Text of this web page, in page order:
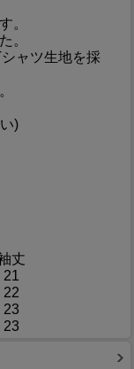
。
。
ャツ生地を採
)
丈
21
22
23
23